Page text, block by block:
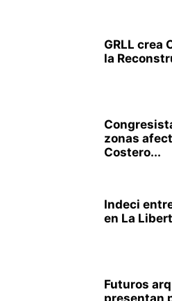
GRLL crea
la
zonas
Costero...
Indeci
en La
Futuros
presentan